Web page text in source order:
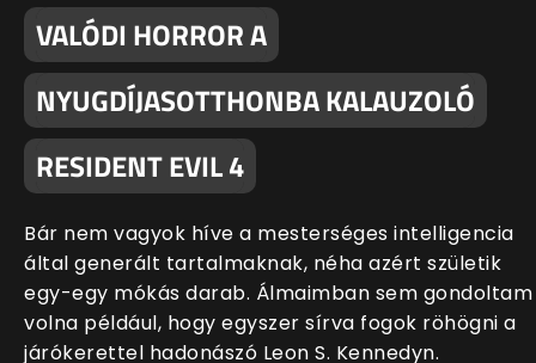
VALÓDI HORROR A
NYUGDÍJASOTTHONBA KALAUZOLÓ
RESIDENT EVIL 4
Bár nem vagyok híve a mesterséges intelligencia
által generált tartalmaknak, néha azért születik
egy-egy mókás darab. Álmaimban sem gondoltam
volna például, hogy egyszer sírva fogok röhögni a
járókerettel hadonászó Leon S. Kennedyn.